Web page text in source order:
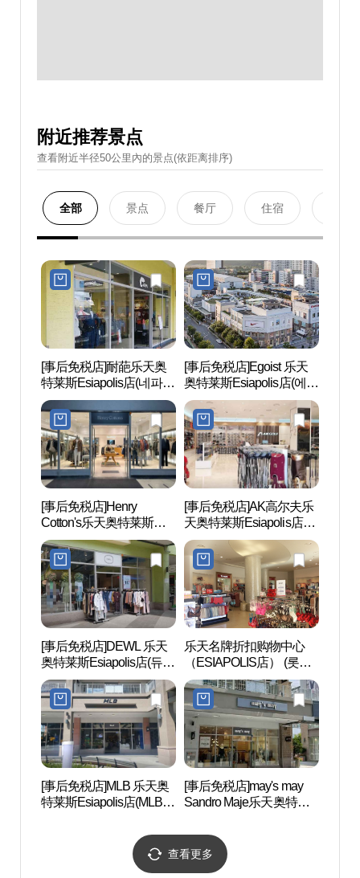
附近推荐景点
查看附近半径50公里內的景点(依距离排序)
全部 景点 餐厅 住宿
[事后免税店]耐葩乐天奥
特莱斯Esiapolis店(네파
롯데아울렛 이시아폴리
스점)
[事后免税店]Egoist 乐天
奥特莱斯Esiapolis店(에고
이스트 롯데아울렛이시
아폴리스점)
[事后免税店]Henry
Cotton's乐天奥特莱斯
Esiapolis店(헨리코튼 롯
데아울렛 이시아폴리스
점)
[事后免税店]AK高尔夫乐
天奥特莱斯Esiapolis店
(AK골프 롯데아울렛 이시
아폴리스점)
[事后免税店]DEWL 乐天
奥特莱斯Esiapolis店(듀엘
롯데아울렛 이시아폴리
스점)
乐天名牌折扣购物中心
（ESIAPOLIS店） (롯데
아울렛 이시아폴리스점)
[事后免税店]MLB 乐天奥
特莱斯Esiapolis店(MLB
[事后免税店]may's may
Sandro Maje乐天奥特莱
산드로마쥬 롯데아울렛
이시아폴리스점)
查看更多